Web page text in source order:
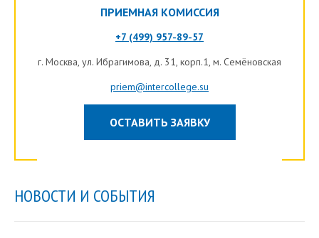
ПРИЕМНАЯ КОМИССИЯ
+7 (499) 957-89-57
г. Москва, ул. Ибрагимова, д. 31, корп.1, м. Семёновская
priem@intercollege.su
ОСТАВИТЬ ЗАЯВКУ
НОВОСТИ И СОБЫТИЯ